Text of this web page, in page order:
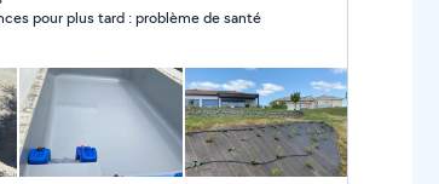
pour plus tard : problème de santé